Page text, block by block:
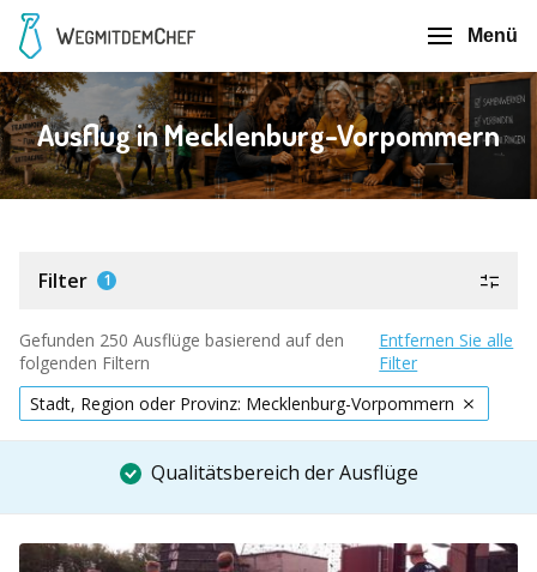
Menü
Ausflug in Mecklenburg-Vorpommern
Filter 1
Gefunden 250 Ausflüge basierend auf den
folgenden Filtern
Entfernen Sie alle
Filter
Stadt, Region oder Provinz: Mecklenburg-Vorpommern
Qualitätsbereich der Ausflüge